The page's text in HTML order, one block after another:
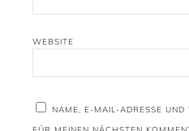
WEBSITE
NAME, E-MAIL-ADRESSE